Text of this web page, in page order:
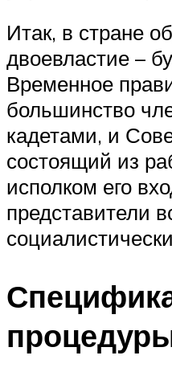
Итак, в стране
двоевластие –
Временное
большинство
кадетами, и
состоящий из
исполком его
представители